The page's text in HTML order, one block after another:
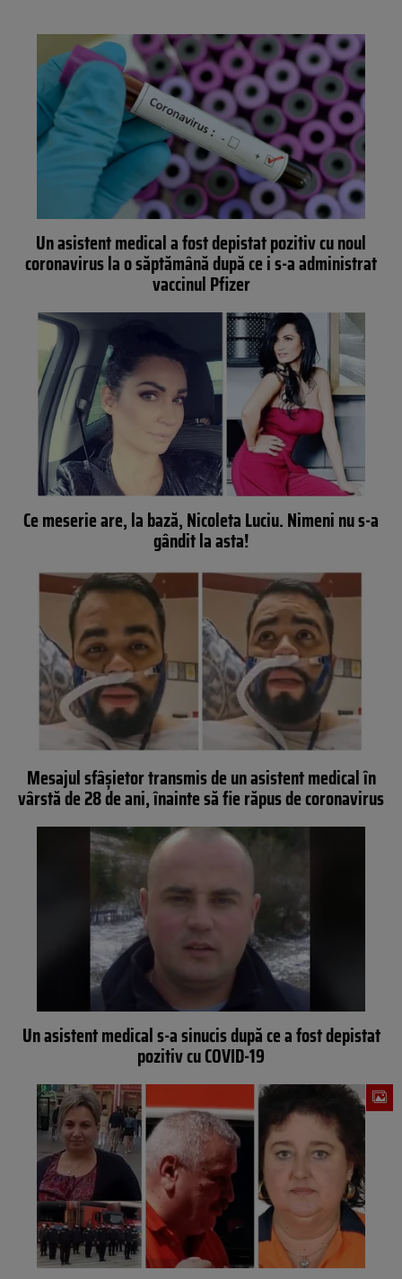
Un asistent medical a fost depistat pozitiv cu noul
coronavirus la o săptămână după ce i s-a administrat
vaccinul Pfizer
Ce meserie are, la bază, Nicoleta Luciu. Nimeni nu s-a
gândit la asta!
Mesajul sfâșietor transmis de un asistent medical în
vârstă de 28 de ani, înainte să fie răpus de coronavirus
Un asistent medical s-a sinucis după ce a fost depistat
pozitiv cu COVID-19